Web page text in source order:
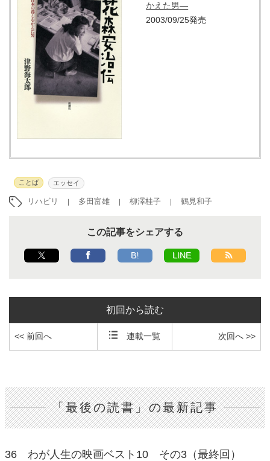
かえた男―
2003/09/25発売
ことば エッセイ
リハビリ 多田富雄 柳澤桂子 鶴見和子
この記事をシェアする
B! LINE
初回から読む
<< 前回へ 連載一覧 次回へ >>
「最後の読書」の最新記事
36 わが人生の映画ベスト10 その3（最終回）